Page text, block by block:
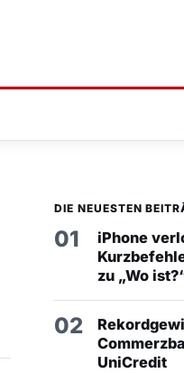
DIE NEUESTEN
01
iPhone
zu „Wo
02
UniCredit